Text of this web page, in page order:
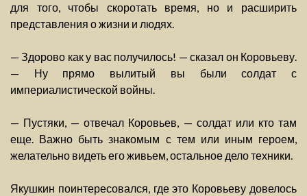
для того, чтобы скоротать время, но и расширить
представления о жизни и людях.
— Здорово как у вас получилось! — сказал он Коровьеву.
— Ну прямо вылитый вы были солдат с
империалистической войны.
— Пустяки, — отвечал Коровьев, — солдат или кто там
еще. Важно быть знакомым с тем или иным героем,
желательно видеть его живьем, остальное дело техники.
Якушкин поинтересовался, где это Коровьеву довелось